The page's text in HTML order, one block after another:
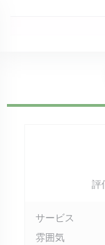
評
サービス
雰囲気